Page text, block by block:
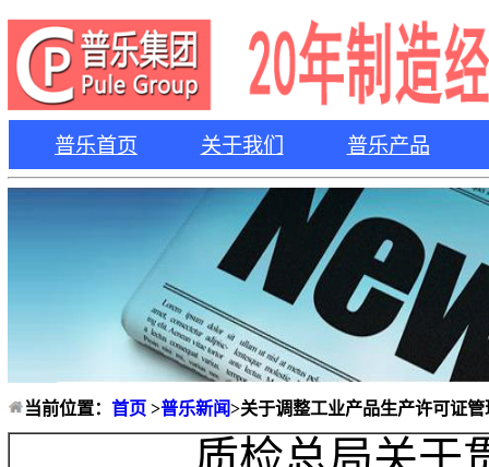
普乐首页 关于我们 普乐产品
普乐新闻>关于调整工业产品生产